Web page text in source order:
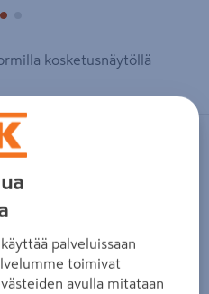
kosketusnäytöllä
CEL-5755-IB
koodi : 6438313652571
vaaleahko lattia.
palveluissaan
toimivat
avulla mitataan